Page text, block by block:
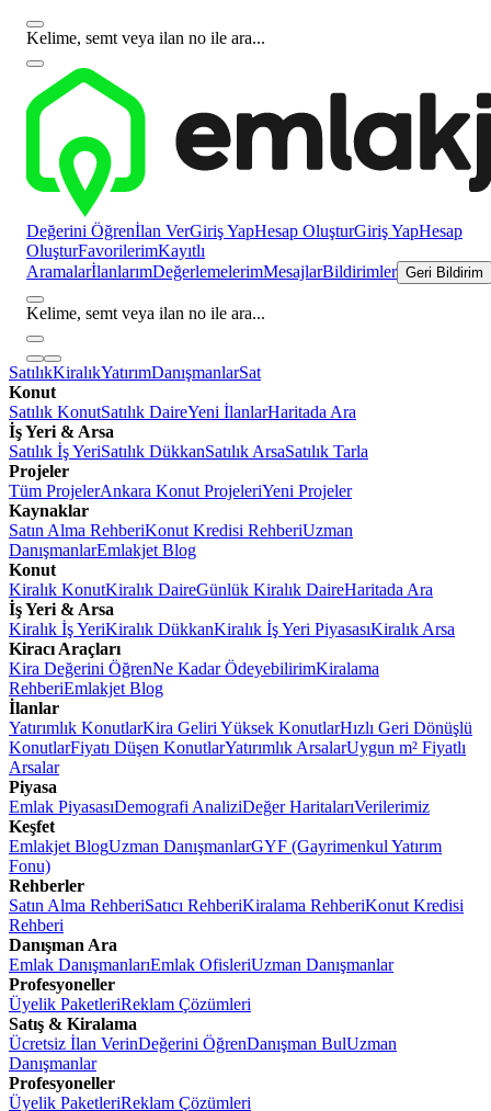
Kelime, semt veya ilan no ile ara...
Değerini Öğrenİlan VerGiriş YapHesap OluşturGiriş YapHesap
OluşturFavorilerimKayıtlı
AramalarİlanlarımDeğerlemelerimMesajlarBildirimler Geri Bildirim
Kelime, semt veya ilan no ile ara...
SatılıkKiralıkYatırımDanışmanlarSat
Konut
Satılık KonutSatılık DaireYeni İlanlarHaritada Ara
İş Yeri & Arsa
Satılık İş YeriSatılık DükkanSatılık ArsaSatılık Tarla
Projeler
Tüm ProjelerAnkara Konut ProjeleriYeni Projeler
Kaynaklar
Satın Alma RehberiKonut Kredisi RehberiUzman
DanışmanlarEmlakjet Blog
Konut
Kiralık KonutKiralık DaireGünlük Kiralık DaireHaritada Ara
İş Yeri & Arsa
Kiralık İş YeriKiralık DükkanKiralık İş Yeri PiyasasıKiralık Arsa
Kiracı Araçları
Kira Değerini ÖğrenNe Kadar ÖdeyebilirimKiralama
RehberiEmlakjet Blog
İlanlar
Yatırımlık KonutlarKira Geliri Yüksek KonutlarHızlı Geri Dönüşlü
KonutlarFiyatı Düşen KonutlarYatırımlık ArsalarUygun m² Fiyatlı
Arsalar
Piyasa
Emlak PiyasasıDemografi AnaliziDeğer HaritalarıVerilerimiz
Keşfet
Emlakjet BlogUzman DanışmanlarGYF (Gayrimenkul Yatırım
Fonu)
Rehberler
Satın Alma RehberiSatıcı RehberiKiralama RehberiKonut Kredisi
Rehberi
Danışman Ara
Emlak DanışmanlarıEmlak OfisleriUzman Danışmanlar
Profesyoneller
Üyelik PaketleriReklam Çözümleri
Satış & Kiralama
Ücretsiz İlan VerinDeğerini ÖğrenDanışman BulUzman
Danışmanlar
Profesyoneller
Üyelik PaketleriReklam Çözümleri